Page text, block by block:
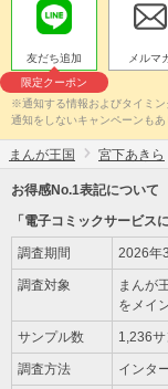
友だち追加
限定クーポン
メルマ
※通知する情報およびタイミ
通知をしないキャンペーンもあ
まんが王国 宮下あきら
お得感No.1表記について
「電子コミックサービス
調査期間 2026年
調査対象
まんが
をメイ
サンプル数 1,236
調査方法 インタ